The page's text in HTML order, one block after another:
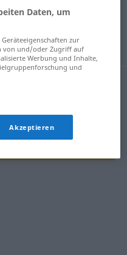
Daten, um
zur
von und/oder Zugriff auf
Werbung und Inhalte,
und
Akzeptieren